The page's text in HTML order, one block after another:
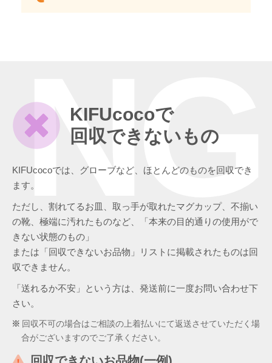
KIFUcocoで
回収できないもの
KIFUcocoでは、グローブなど、ほとんどのものを回収でき
ます。
ただし、割れてるお皿、取っ手が取れたマグカップ、不揃い
の靴、極端に汚れたものなど、「本来の目的通りの使用がで
きない状態のもの」
または「回収できないお品物」リストに掲載されたものは回
収できません。
「送れるか不安」という方は、発送前に一度お問い合わせ下
さい。
回収不可の場合はご相談の上着払いにて返送させていただく場
合がございますのでご了承ください。
NG